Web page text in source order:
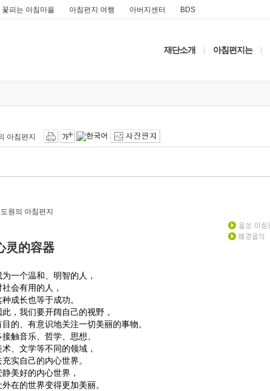
꽃피는 아침마을 아침편지 여행 아버지센터 BDS
재단소개 아침편지는
아침편지
灵的容器
为一个温和、明智的人，
社会有用的人，
种成长也等于成功。
此，我们要开阔自己的视野，
目的、有意识地关注一切美丽的事物。
接触音乐、哲学、思想、
术、文学等不同的领域，
充实自己的内心世界。
静美好的内心世界，
外在的世界变得更加美丽。